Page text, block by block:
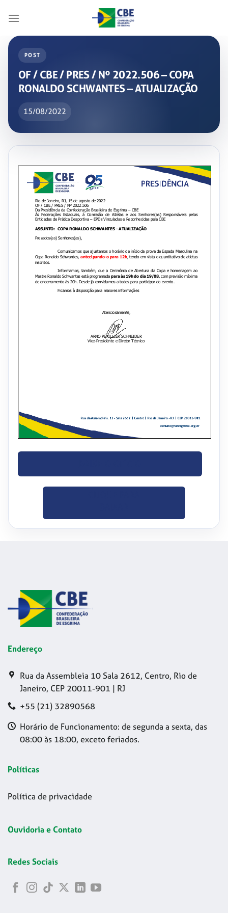
POST
OF / CBE / PRES / Nº 2022.506 – COPA
RONALDO SCHWANTES – ATUALIZAÇÃO
15/08/2022
Endereço
Rua da Assembleia 10 Sala 2612, Centro, Rio de
Janeiro, CEP 20011-901 | RJ
+55 (21) 32890568
Horário de Funcionamento: de segunda a sexta, das
08:00 às 18:00, exceto feriados.
Políticas
Política de privacidade
Ouvidoria e Contato
Redes Sociais